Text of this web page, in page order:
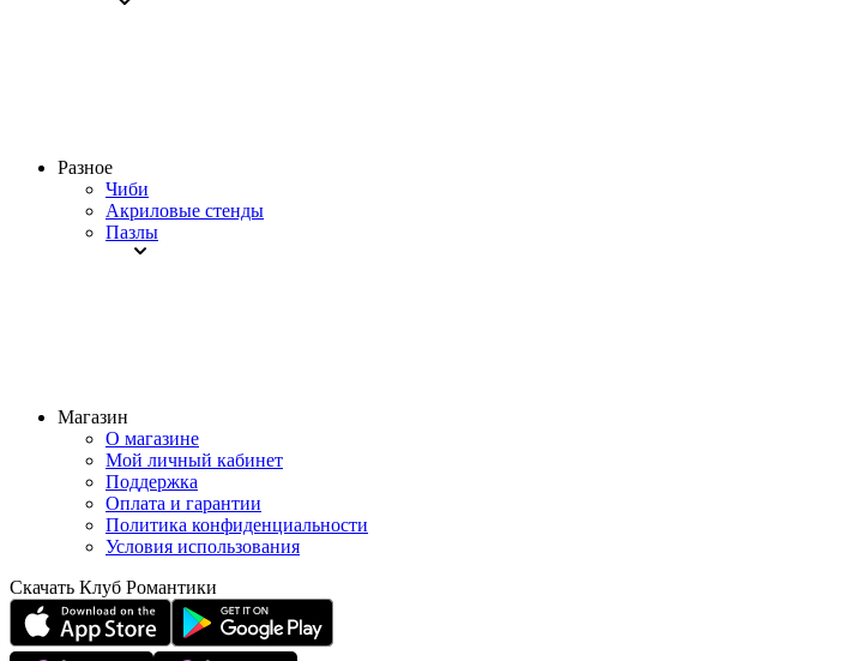
Разное
Чиби
Акриловые стенды
Пазлы
Магазин
О магазине
Мой личный кабинет
Поддержка
Оплата и гарантии
Политика конфиденциальности
Условия использования
Скачать Клуб Романтики